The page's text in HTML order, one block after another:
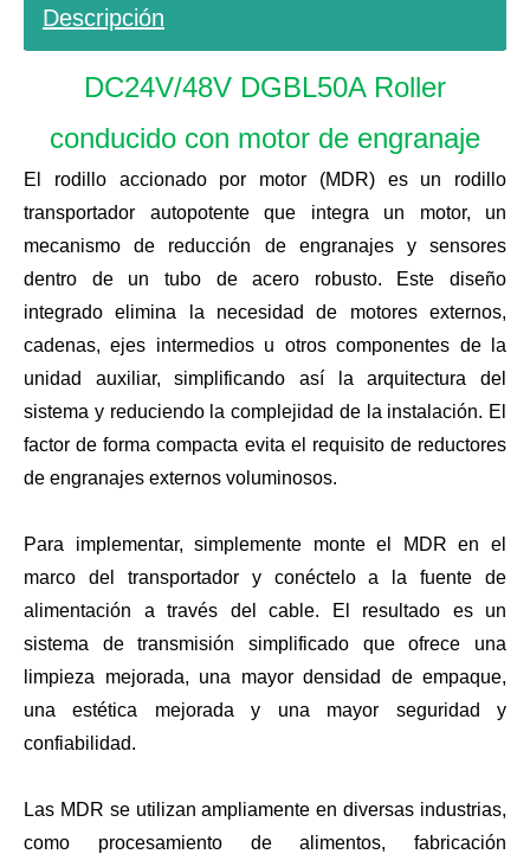
Descripción
DC24V/48V DGBL50A Roller
conducido con motor de engranaje
El rodillo accionado por motor (MDR) es un rodillo
transportador autopotente que integra un motor, un
mecanismo de reducción de engranajes y sensores
dentro de un tubo de acero robusto. Este diseño
integrado elimina la necesidad de motores externos,
cadenas, ejes intermedios u otros componentes de la
unidad auxiliar, simplificando así la arquitectura del
sistema y reduciendo la complejidad de la instalación. El
factor de forma compacta evita el requisito de reductores
de engranajes externos voluminosos.
Para implementar, simplemente monte el MDR en el
marco del transportador y conéctelo a la fuente de
alimentación a través del cable. El resultado es un
sistema de transmisión simplificado que ofrece una
limpieza mejorada, una mayor densidad de empaque,
una estética mejorada y una mayor seguridad y
confiabilidad.
Las MDR se utilizan ampliamente en diversas industrias,
como procesamiento de alimentos, fabricación